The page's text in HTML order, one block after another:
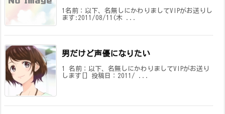
1名前：以下、名無しにかわりましてVIPがお送りし
ます:2011/08/11(木 ...
男だけど声優になりたい
1 名前：以下、名無しにかわりましてVIPがお送り
します[] 投稿日：2011/ ...